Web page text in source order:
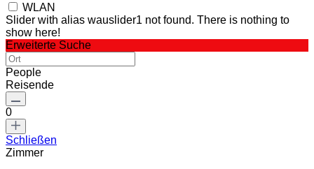
WLAN
Slider with alias wauslider1 not found. There is nothing to
show here!
Erweiterte Suche
People
Reisende
0
Schließen
Zimmer